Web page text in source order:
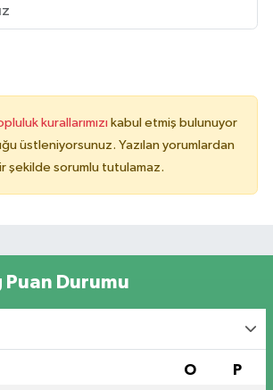
kurallarımızı kabul etmiş bulunuyor
üstleniyorsunuz. Yazılan yorumlardan
şekilde sorumlu tutulamaz.
Puan Durumu
O P